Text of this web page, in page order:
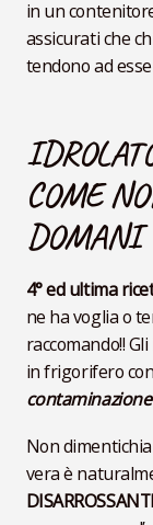
in un
assicurati che
tendono ad
COME
DOMANI
4° ed ultima
ne ha voglia o
raccomando!!
in frigorifero
Non
vera è